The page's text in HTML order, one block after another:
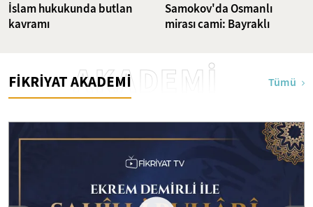
İslam hukukunda butlan
kavramı
Samokov'da Osmanlı
mirası cami: Bayraklı
FİKRİYAT AKADEMİAKADEMİ Tümü